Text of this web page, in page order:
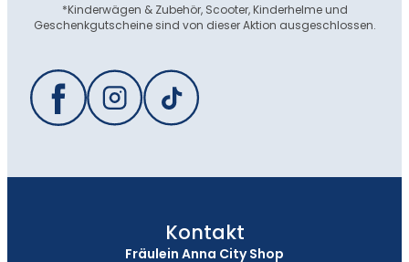
*Kinderwägen & Zubehör, Scooter, Kinderhelme und
Geschenkgutscheine sind von dieser Aktion ausgeschlossen.
Kontakt
Fräulein Anna City Shop